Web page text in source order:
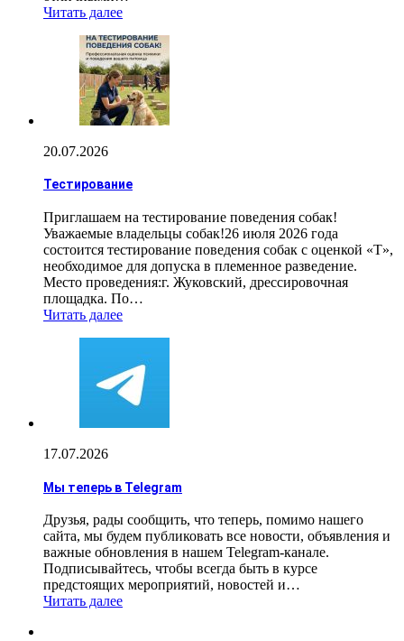
Читать далее
20.07.2026
Тестирование
Приглашаем на тестирование поведения собак!
Уважаемые владельцы собак!26 июля 2026 года
состоится тестирование поведения собак с оценкой «Т»,
необходимое для допуска в племенное разведение.
Место проведения:г. Жуковский, дрессировочная
площадка. По…
Читать далее
17.07.2026
Мы теперь в Telegram
Друзья, рады сообщить, что теперь, помимо нашего
сайта, мы будем публиковать все новости, объявления и
важные обновления в нашем Telegram-канале.
Подписывайтесь, чтобы всегда быть в курсе
предстоящих мероприятий, новостей и…
Читать далее